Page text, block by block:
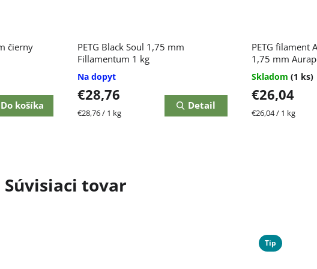
Súvisiaci tovar
Tip
čierny
Do košíka
PETG Black Soul 1,75 mm
Fillamentum 1 kg
Na dopyt
€28,76
Jednotková
€28,76 / 1 kg
Detail
PETG filament
1,75 mm
Skladom (1 ks)
€26,04
Jednotková
€26,04 / 1 kg